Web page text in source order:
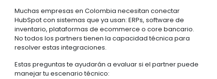
Muchas empresas en Colombia necesitan conectar
HubSpot con sistemas que ya usan: ERPs, software de
inventario, plataformas de ecommerce o core bancario.
No todos los partners tienen la capacidad técnica para
resolver estas integraciones.
Estas preguntas te ayudarán a evaluar si el partner puede
manejar tu escenario técnico: